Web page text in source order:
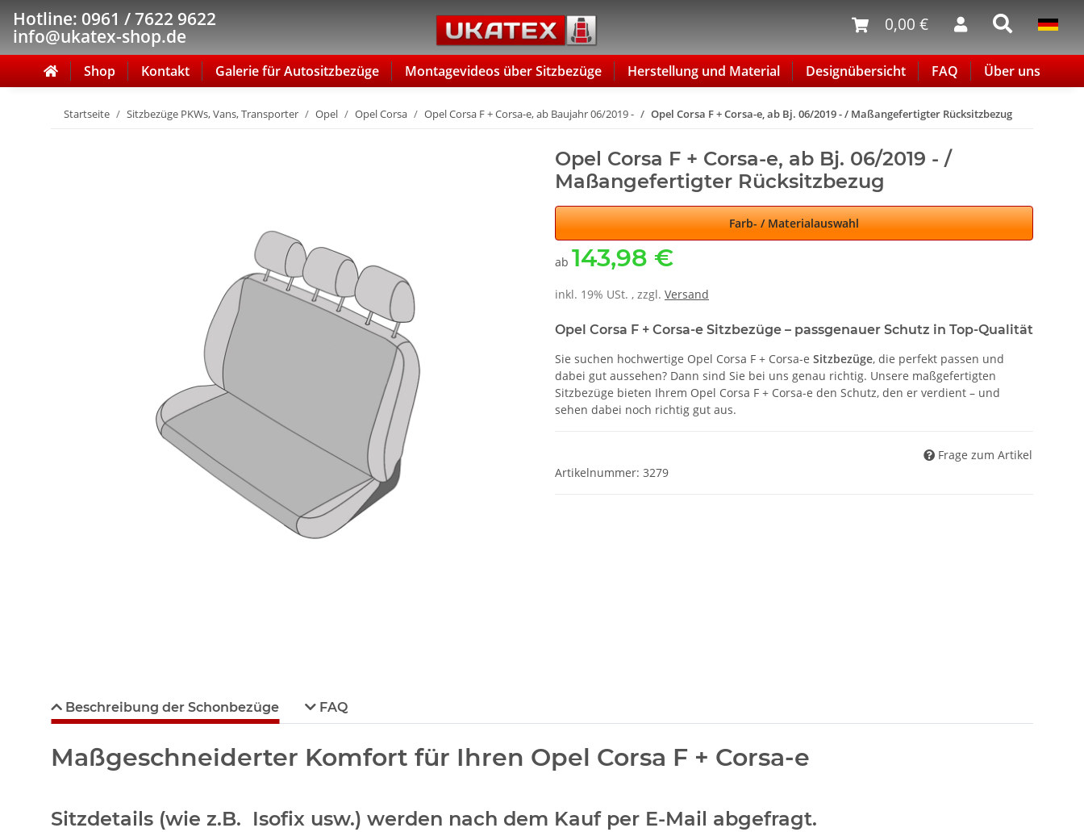
Hotline: 0961 / 7622 9622
info@ukatex-shop.de
0,00 €
Shop Kontakt Galerie für Autositzbezüge Montagevideos über Sitzbezüge Herstellung und Material Designübersicht FAQ Über uns
Startseite Sitzbezüge PKWs, Vans, Transporter Opel Opel Corsa Opel Corsa F + Corsa-e, ab Baujahr 06/2019 - Opel Corsa F + Corsa-e, ab Bj. 06/2019 - / Maßangefertigter Rücksitzbezug
Opel Corsa F + Corsa-e, ab Bj. 06/2019 - /
Maßangefertigter Rücksitzbezug
Farb- / Materialauswahl
ab 143,98 €
inkl. 19% USt. , zzgl. Versand
Opel Corsa F + Corsa-e Sitzbezüge – passgenauer Schutz in Top-Qualität
Sie suchen hochwertige Opel Corsa F + Corsa-e Sitzbezüge, die perfekt passen und
dabei gut aussehen? Dann sind Sie bei uns genau richtig. Unsere maßgefertigten
Sitzbezüge bieten Ihrem Opel Corsa F + Corsa-e den Schutz, den er verdient – und
sehen dabei noch richtig gut aus.
Frage zum Artikel
Artikelnummer: 3279
Beschreibung der Schonbezüge FAQ
Maßgeschneiderter Komfort für Ihren Opel Corsa F + Corsa-e
Sitzdetails (wie z.B. Isofix usw.) werden nach dem Kauf per E-Mail abgefragt.